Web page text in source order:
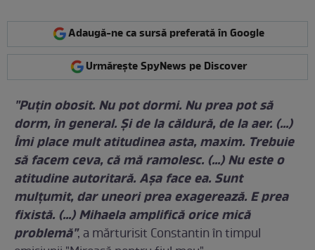
Adaugă-ne ca sursă preferată în Google
Urmărește SpyNews pe Discover
"Puţin obosit. Nu pot dormi. Nu prea pot să
dorm, în general. Şi de la căldură, de la aer. (...)
Îmi place mult atitudinea asta, maxim. Trebuie
să facem ceva, că mă ramolesc. (...) Nu este o
atitudine autoritară. Aşa face ea. Sunt
mulţumit, dar uneori prea exagerează. E prea
fixistă. (...) Mihaela amplifică orice mică
problemă", a mărturisit Constantin în timpul